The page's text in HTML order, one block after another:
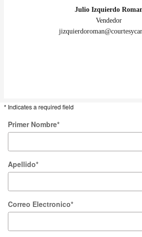
Julio Izquierdo
Vendedor
* Indicates a required field
Primer Nombre*
Apellido*
Correo Electronico*